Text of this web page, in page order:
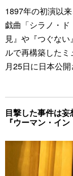
1897年の初演以
戯曲「シラノ・
見』や『つぐな
ルで再構築した
月25日に日本公開
目撃した事件は
『ウーマン・イ